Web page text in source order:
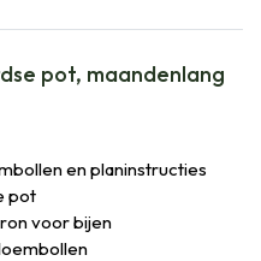
pot, maandenlang
en planinstructies
pot
voor bijen